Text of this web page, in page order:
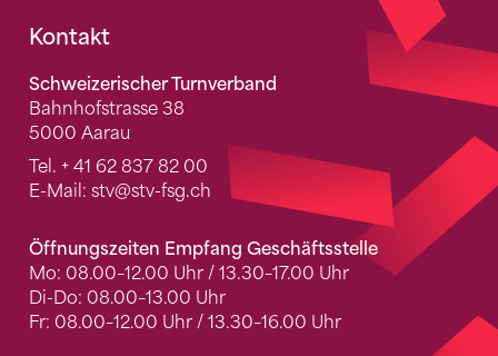
Fusszeile
Kontakt
Schweizerischer Turnverband
Bahnhofstrasse 38
5000 Aarau
Tel. + 41 62 837 82 00
E-Mail: stv@stv-fsg.ch
Öffnungszeiten Empfang Geschäftsstelle
Mo: 08.00–12.00 Uhr / 13.30–17.00 Uhr
Di-Do: 08.00–13.00 Uhr
Fr: 08.00–12.00 Uhr / 13.30–16.00 Uhr